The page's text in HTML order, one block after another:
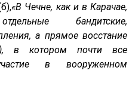
«В Чечне, как и в Карачае,
бандитские,
а прямое восстание
в котором почти все
в вооруженном